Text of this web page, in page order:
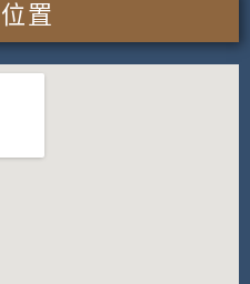
置